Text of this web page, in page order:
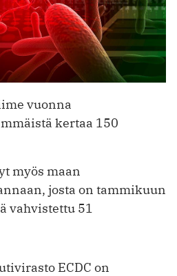
vuonna
kertaa 150
myös maan
josta on tammikuun
vahvistettu 51
ECDC on